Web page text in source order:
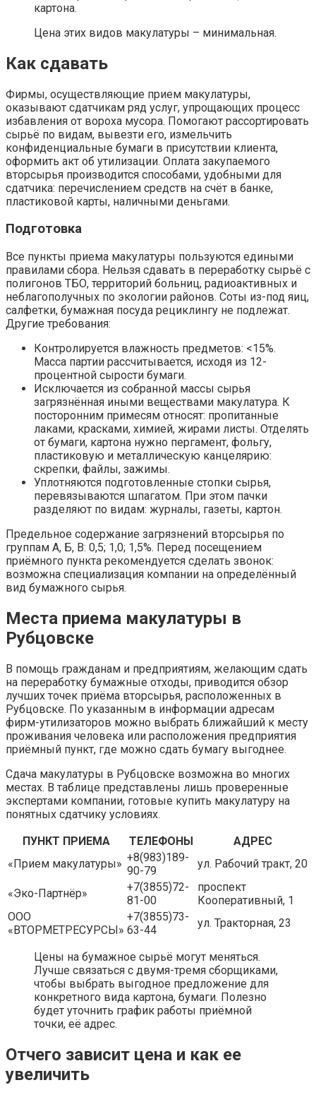
картона.
Цена этих видов макулатуры – минимальная.
Как сдавать
Фирмы, осуществляющие прием макулатуры,
оказывают сдатчикам ряд услуг, упрощающих процесс
избавления от вороха мусора. Помогают рассортировать
сырьё по видам, вывезти его, измельчить
конфиденциальные бумаги в присутствии клиента,
оформить акт об утилизации. Оплата закупаемого
вторсырья производится способами, удобными для
сдатчика: перечислением средств на счёт в банке,
пластиковой карты, наличными деньгами.
Подготовка
Все пункты приема макулатуры пользуются едиными
правилами сбора. Нельзя сдавать в переработку сырьё с
полигонов ТБО, территорий больниц, радиоактивных и
неблагополучных по экологии районов. Соты из-под яиц,
салфетки, бумажная посуда рециклингу не подлежат.
Другие требования:
Контролируется влажность предметов: <15%.
Масса партии рассчитывается, исходя из 12-
процентной сырости бумаги.
Исключается из собранной массы сырья
загрязнённая иными веществами макулатура. К
посторонним примесям относят: пропитанные
лаками, красками, химией, жирами листы. Отделять
от бумаги, картона нужно пергамент, фольгу,
пластиковую и металлическую канцелярию:
скрепки, файлы, зажимы.
Уплотняются подготовленные стопки сырья,
перевязываются шпагатом. При этом пачки
разделяют по видам: журналы, газеты, картон.
Предельное содержание загрязнений вторсырья по
группам А, Б, В: 0,5; 1,0; 1,5%. Перед посещением
приёмного пункта рекомендуется сделать звонок:
возможна специализация компании на определённый
вид бумажного сырья.
Места приема макулатуры в
Рубцовске
В помощь гражданам и предприятиям, желающим сдать
на переработку бумажные отходы, приводится обзор
лучших точек приёма вторсырья, расположенных в
Рубцовске. По указанным в информации адресам
фирм-утилизаторов можно выбрать ближайший к месту
проживания человека или расположения предприятия
приёмный пункт, где можно сдать бумагу выгоднее.
Сдача макулатуры в Рубцовске возможна во многих
местах. В таблице представлены лишь проверенные
экспертами компании, готовые купить макулатуру на
понятных сдатчику условиях.
ПУНКТ ПРИЕМА
ТЕЛЕФОНЫ
АДРЕС
«Прием макулатуры» +8(983)189-
90-79
ул. Рабочий тракт, 20
«Эко-Партнёр»
+7(3855)72-
81-00
проспект
Кооперативный, 1
ООО
«ВТОРМЕТРЕСУРСЫ»
+7(3855)73-
63-44
ул. Тракторная, 23
Цены на бумажное сырьё могут меняться.
Лучше связаться с двумя-тремя сборщиками,
чтобы выбрать выгодное предложение для
конкретного вида картона, бумаги. Полезно
будет уточнить график работы приёмной
точки, её адрес.
Отчего зависит цена и как ее
увеличить